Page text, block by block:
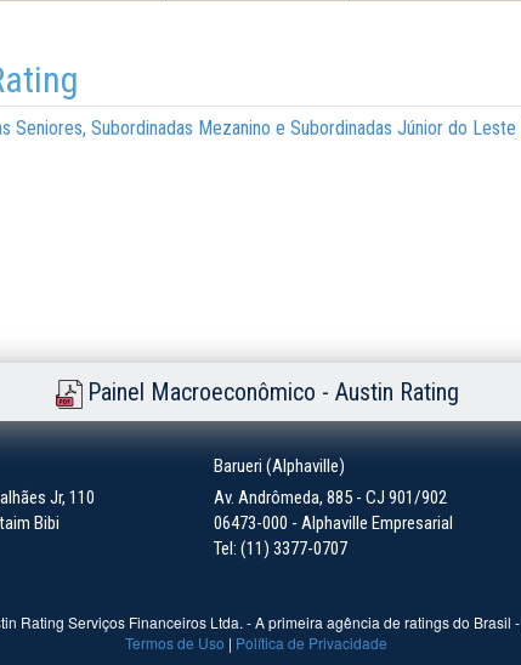
Seniores, Subordinadas Mezanino e Subordinadas Júnior do
Painel Macroeconômico - Austin Rating
Jr, 110
Bibi
Barueri (Alphaville)
Av. Andrômeda, 885 - CJ 901/902
06473-000 - Alphaville Empresarial
Tel: (11) 3377-0707
Rating Serviços Financeiros Ltda. - A primeira agência de ratings do Brasil
Termos de Uso | Política de Privacidade